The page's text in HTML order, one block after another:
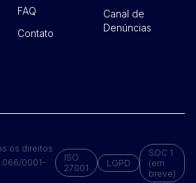
FAQ
Contato
Canal de
Denúncias
os direitos
0001-
ISO
27001
LGPD
SOC 1
(em
breve)